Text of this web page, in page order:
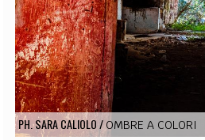
EXTRA
CODICI RUBRICHE LIBRI
PH. SARA CALIOLO/ OMBRE A COLORI